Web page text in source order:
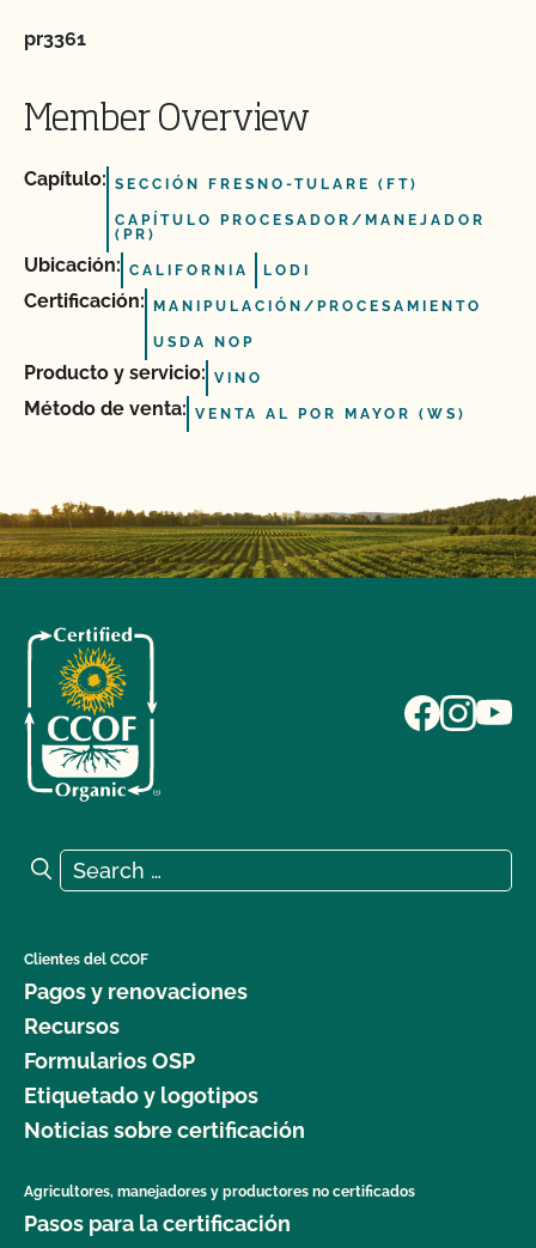
pr3361
Member Overview
Capítulo: SECCIÓN FRESNO-TULARE (FT)
CAPÍTULO PROCESADOR/MANEJADOR
(PR)
Ubicación: CALIFORNIA LODI
Certificación: MANIPULACIÓN/PROCESAMIENTO
USDA NOP
Producto y servicio: VINO
Método de venta: VENTA AL POR MAYOR (WS)
Search for:
Search
Clientes del CCOF
Pagos y renovaciones
Recursos
Formularios OSP
Etiquetado y logotipos
Noticias sobre certificación
Agricultores, manejadores y productores no certificados
Pasos para la certificación